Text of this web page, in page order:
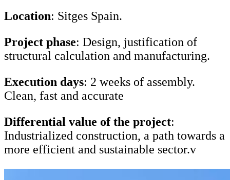
Location: Sitges Spain.
Project phase: Design, justification of
structural calculation and manufacturing.
Execution days: 2 weeks of assembly.
Clean, fast and accurate
Differential value of the project:
Industrialized construction, a path towards a
more efficient and sustainable sector.v